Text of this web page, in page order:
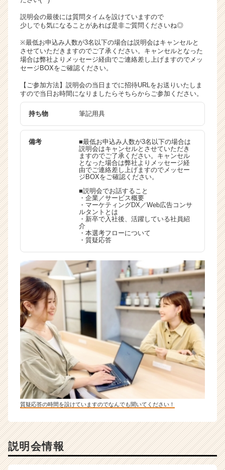
r）
説明会の最後には質問タイムを設けていますので
少しでも気になることがあれば是非ご質問くださいね◎
※最低お申込み人数が3名以下の場合は説明会はキャンセルと
させていただきますのでご了承ください。キャンセルとなった
場合は弊社よりメッセージ経由でご連絡差し上げますのでメッ
セージBOXをご確認ください。
【ご参加方法】説明会の当日までに招待URLをお送りいたしま
すので当日お時間になりましたらそちらからご参加ください。
持ち物 筆記用具
備考
■最低お申込み人数が3名以下の場合は
説明会はキャンセルとさせていただき
ますのでご了承ください。キャンセル
となった場合は弊社よりメッセージ経
由でご連絡差し上げますのでメッセー
ジBOXをご確認ください。
■説明会でお話すること
・企業／サービス概要
・マーケティングDX／Web広告コンサ
ルタントとは
・新卒で入社後、活躍している社員紹
介
・本選考フローについて
・質疑応答
質疑応答の時間を設けていますのでなんでも聞いてください！
説明会情報